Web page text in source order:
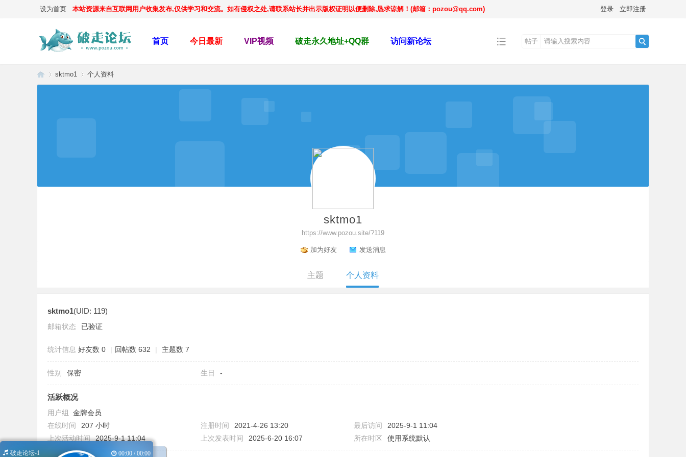
设为首页 本站资源来自互联网用户收集发布,仅供学习和交流。如有侵权之处,请联系站长并出示版权证明以便删除,恳求谅解！(邮箱：pozou@qq.com) 登录 立即注册
首页 今日最新 VIP视频 破走永久地址+QQ群 访问新论坛
帖子
sktmo1 个人资料
sktmo1
https://www.pozou.site/?119
加为好友 发送消息
主题 个人资料
sktmo1(UID: 119)
邮箱状态 已验证
统计信息 好友数 0 | 回帖数 632 | 主题数 7
性别 保密 生日 -
活跃概况
用户组 金牌会员
在线时间
207 小时 注册时间 2021-4-26 13:20 最后访问
2025-9-1 11:04
上次活动时间
2025-9-1 11:04 上次发表时间 2025-6-20 16:07 所在时区 使用系统默认
破走论坛-1 00:00 / 00:00